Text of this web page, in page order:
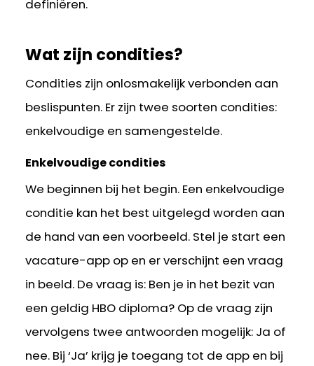
definiëren.
Wat zijn condities?
Condities zijn onlosmakelijk verbonden aan
beslispunten. Er zijn twee soorten condities:
enkelvoudige en samengestelde.
Enkelvoudige condities
We beginnen bij het begin. Een enkelvoudige
conditie kan het best uitgelegd worden aan
de hand van een voorbeeld. Stel je start een
vacature-app op en er verschijnt een vraag
in beeld. De vraag is: Ben je in het bezit van
een geldig HBO diploma? Op de vraag zijn
vervolgens twee antwoorden mogelijk: Ja of
nee. Bij ‘Ja’ krijg je toegang tot de app en bij